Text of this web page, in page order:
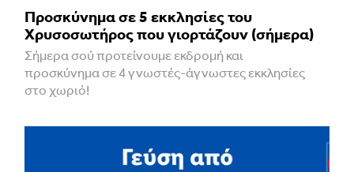
Προσκύνημα σε 5 εκκλησίες του
Χρυσοσωτήρος που γιορτάζουν (σήμερα)
Σήμερα σού προτείνουμε εκδρομή και
προσκύνημα σε 4 γνωστές-άγνωστες εκκλησίες
στο χωριό!